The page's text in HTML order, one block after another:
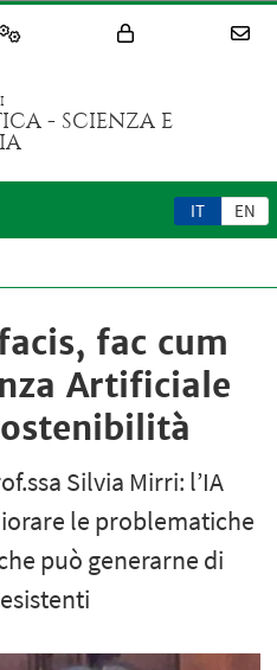
- SCIENZA E
IT EN
fac cum
Artificiale
Silvia Mirri: l’IA
le problematiche
può generarne di